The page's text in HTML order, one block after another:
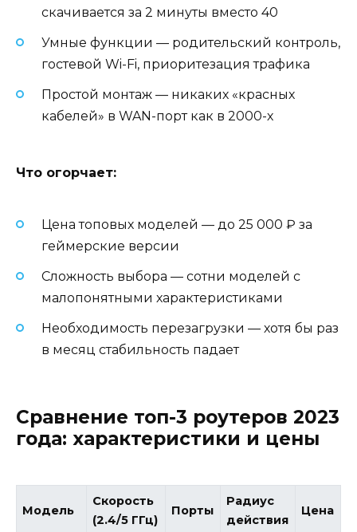
скачивается за 2 минуты вместо 40
Умные функции — родительский контроль,
гостевой Wi-Fi, приоритезация трафика
Простой монтаж — никаких «красных
кабелей» в WAN-порт как в 2000-х
Что огорчает:
Цена топовых моделей — до 25 000 ₽ за
геймерские версии
Сложность выбора — сотни моделей с
малопонятными характеристиками
Необходимость перезагрузки — хотя бы раз
в месяц стабильность падает
Сравнение топ-3 роутеров 2023
года: характеристики и цены
Модель
Скорость
(2.4/5 ГГц)
Порты
Радиус
действия
Цена